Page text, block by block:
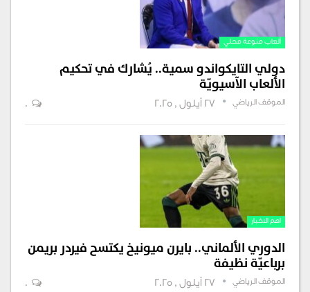
ألعاب منوعة محلي
دولي التايكواندو سمية.. يُشارك في تحكيم
الألعاب الآسيويّة
الموقف الرياضي 27 أيلول , 2025 0
اهم الاخبار
الدوري الألماني.. بايرن ميونيخ يكتسح فيردر بريمن
برباعيّة نظيفة
الموقف الرياضي 27 أيلول , 2025 0